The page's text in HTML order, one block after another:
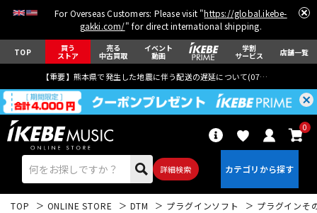
For Overseas Customers: Please visit "https://global.ikebe-
gakki.com/" for direct international shipping.
TOP 買う
ストア
売る
中古買取
イベント
動画
学割
サービス 店舗一覧
【重要】熊本県で発生した地震に伴う配送の遅延について(07月29日
詳細検索
0
TOP ONLINE STORE DTM プラグインソフト プラグインそ